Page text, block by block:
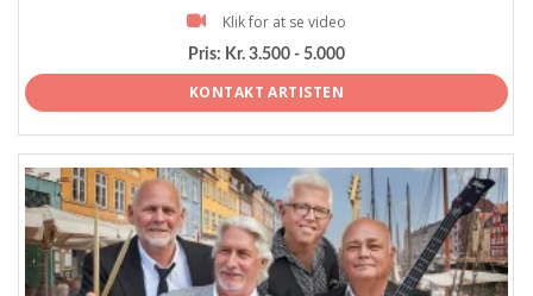
Klik for at se video
Pris: Kr. 3.500 - 5.000
KONTAKT ARTISTEN